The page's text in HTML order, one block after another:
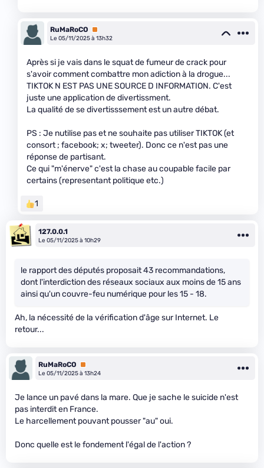
RuMaRoCO
Premium
Le 05/11/2025 à 13h32
Après si je vais dans le squat de fumeur de crack pour
s'avoir comment combattre mon adiction à la drogue...
TIKTOK N EST PAS UNE SOURCE D INFORMATION. C'est
juste une application de divertissment.
La qualité de se divertisssement est un autre débat.
PS : Je nutilise pas et ne souhaite pas utiliser TIKTOK (et
consort ; facebook; x; tweeter). Donc ce n'est pas une
réponse de partisant.
Ce qui "m'énerve" c'est la chase au coupable facile par
certains (representant politique etc.)
1
127.0.0.1
Le 05/11/2025 à 10h29
le rapport des députés proposait 43 recommandations,
dont l'interdiction des réseaux sociaux aux moins de 15 ans
ainsi qu'un couvre-feu numérique pour les 15 - 18.
Ah, la nécessité de la vérification d'âge sur Internet. Le
retour...
RuMaRoCO
Premium
Le 05/11/2025 à 13h24
Je lance un pavé dans la mare. Que je sache le suicide n'est
pas interdit en France.
Le harcellement pouvant pousser "au" oui.
Donc quelle est le fondement l'égal de l'action ?